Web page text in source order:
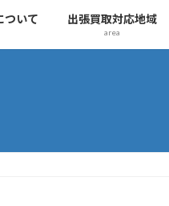
ついて 出張買取対応地域
area